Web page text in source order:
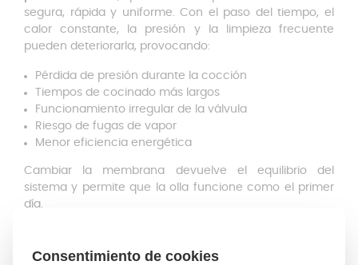
segura, rápida y uniforme. Con el paso del tiempo, el
calor constante, la presión y la limpieza frecuente
pueden deteriorarla, provocando:
Pérdida de presión durante la cocción
Tiempos de cocinado más largos
Funcionamiento irregular de la válvula
Riesgo de fugas de vapor
Menor eficiencia energética
Cambiar la membrana devuelve el equilibrio del
sistema y permite que la olla funcione como el primer
día.
Silicona de alta calidad y resistencia térmica